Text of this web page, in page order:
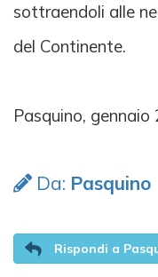
sottraendoli alle
del Continente.
Pasquino, gennaio
Da: Pasquino
Rispondi a